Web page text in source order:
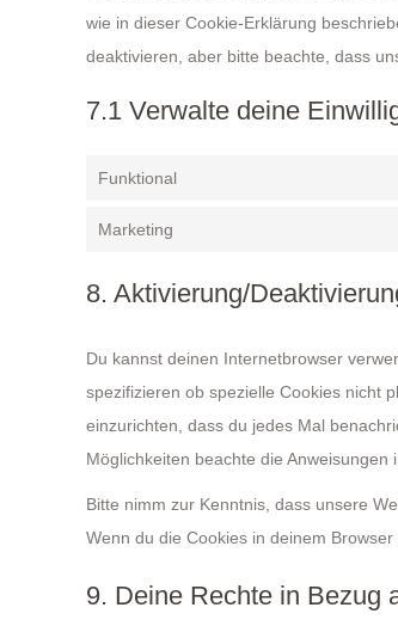
wie in dieser Cookie-Erklärung
deaktivieren, aber bitte beachte, dass
7.1 Verwalte deine
Funktional
Marketing
8. Aktivierung/
Du kannst deinen Internetbrowser
spezifizieren ob spezielle Cookies nicht
einzurichten, dass du jedes Mal
Möglichkeiten beachte die Anweisungen
Bitte nimm zur Kenntnis, dass unsere
Wenn du die Cookies in deinem
9. Deine Rechte in Bezug